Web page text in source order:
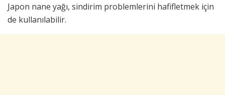
Japon nane yağı, sindirim problemlerini hafifletmek için
de kullanılabilir.